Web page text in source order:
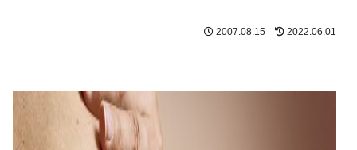
2007.08.15 2022.06.01